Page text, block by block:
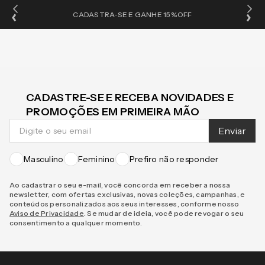
CADASTRA-SE E GANHE 15%OFF
CADASTRE-SE E RECEBA NOVIDADES E
PROMOÇÕES EM PRIMEIRA MÃO
Enviar
Masculino Feminino Prefiro não responder
Ao cadastrar o seu e-mail, você concorda em receber a nossa
newsletter, com ofertas exclusivas, novas coleções, campanhas, e
conteúdos personalizados aos seus interesses, conforme nosso
Aviso de Privacidade. Se mudar de ideia, você pode revogar o seu
consentimento a qualquer momento.